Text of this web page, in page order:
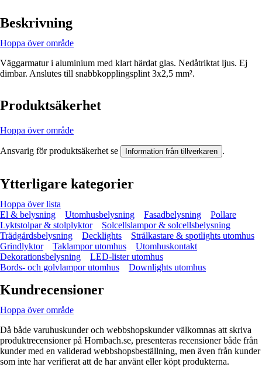
Beskrivning
Hoppa över område
Väggarmatur i aluminium med klart härdat glas. Nedåtriktat ljus. Ej
dimbar. Anslutes till snabbkopplingsplint 3x2,5 mm².
Produktsäkerhet
Hoppa över område
Ansvarig för produktsäkerhet se Information från tillverkaren .
Ytterligare kategorier
Hoppa över lista
El & belysning
Utomhusbelysning Fasadbelysning
Pollare
Lyktstolpar & stolplyktor
Solcellslampor & solcellsbelysning
Trädgårdsbelysning
Decklights
Strålkastare & spotlights utomhus
Grindlyktor
Taklampor utomhus
Utomhuskontakt
Dekorationsbelysning
LED-lister utomhus
Bords- och golvlampor utomhus
Downlights utomhus
Kundrecensioner
Hoppa över område
Då både varuhuskunder och webbshopskunder välkomnas att skriva
produktrecensioner på Hornbach.se, presenteras recensioner både från
kunder med en validerad webbshopsbeställning, men även från kunder
som inte har verifierat att de har använt eller köpt produkterna.